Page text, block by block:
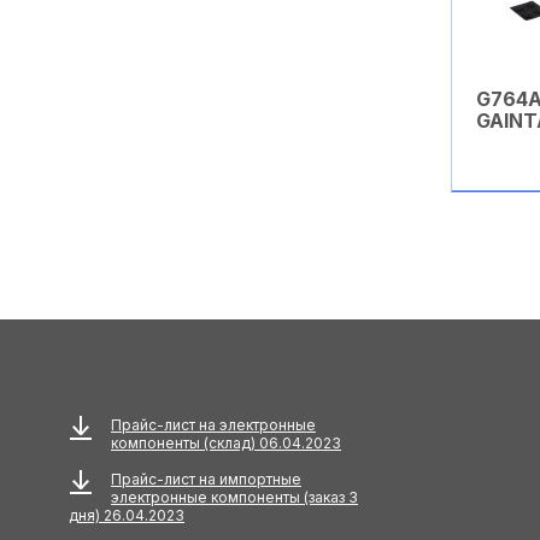
АЦП
Аэрозоли
Прайс-лист на электронные
компоненты (склад) 06.04.2023
Прайс-лист на импортные
электронные компоненты (заказ 3
дня) 26.04.2023